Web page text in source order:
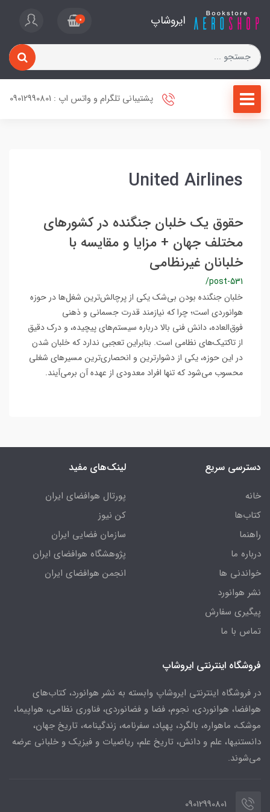
ایروشاپ 0
پشتیبانی تلگرام و واتس اپ : 09012990801
United Airlines
حقوق یک خلبان جنگنده در کشورهای
مختلف جهان + مزایا و مقایسه با
خلبانان غیرنظامی
/post-531
خلبان جنگنده بودن بی‌شک یکی از پرچالش‌ترین شغل‌ها در حوزه
هوانوردی است؛ چرا که نیازمند قدرت جسمانی و ذهنی
فوق‌العاده، دانش فنی بالا درباره سیستم‌های پیچیده، و درک دقیق
از تاکتیک‌های نظامی است. بنابراین تعجبی ندارد که خلبان شدن
در این حوزه، یکی از دشوارترین و انحصاری‌ترین مسیرهای شغلی
محسوب می‌شود که تنها افراد معدودی از عهده آن برمی‌آیند.
دسترسی سریع
خانه
کتاب‌ها
راهنما
درباره ما
خواندنی ها
نشر هوانورد
پیگیری سفارش
تماس با ما
لینک‌های مفید
پورتال هوافضای ایران
کن نیوز
سازمان فضایی ایران
پژوهشگاه هوافضای ایران
انجمن هوافضای ایران
فروشگاه اینترنتی ایروشاپ
در فروشگاه اینترنتی ایروشاپ وابسته به نشر هوانورد، کتاب‌های
هوافضا، هوانوردی، نجوم، فضا و فضانوردی، فناوری نظامی، هواپیما،
موشک، ماهواره، بالگرد، پهپاد، سفرنامه، زندگینامه، تاریخ جهان،
دانستنیها، علم و دانش، تاریخ علم، ریاضیات و فیزیک و خلبانی عرضه
می‌شوند.
09012990801